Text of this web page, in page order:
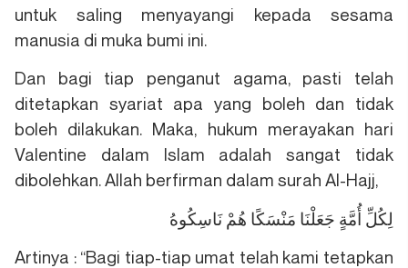
untuk saling menyayangi kepada sesama
manusia di muka bumi ini.
Dan bagi tiap penganut agama, pasti telah
ditetapkan syariat apa yang boleh dan tidak
boleh dilakukan. Maka, hukum merayakan hari
Valentine dalam Islam adalah sangat tidak
dibolehkan. Allah berfirman dalam surah Al-Hajj,
لِكُلِّ أُمَّةٍ جَعَلْنَا مَنْسَكًا هُمْ نَاسِكُوهُ
Artinya : “Bagi tiap-tiap umat telah kami tetapkan